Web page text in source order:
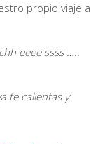
propio viaje a
eeee ssss …..
te calientas y